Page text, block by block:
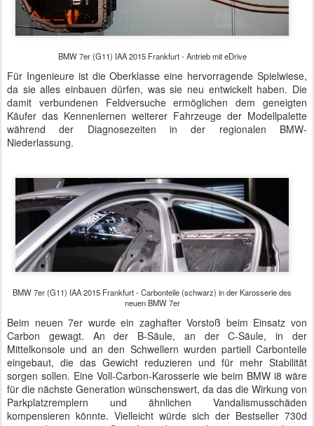
BMW 7er (G11) IAA 2015 Frankfurt - Antrieb mit eDrive
Für Ingenieure ist die Oberklasse eine hervorragende Spielwiese,
da sie alles einbauen dürfen, was sie neu entwickelt haben. Die
damit verbundenen Feldversuche ermöglichen dem geneigten
Käufer das Kennenlernen weiterer Fahrzeuge der Modellpalette
während der Diagnosezeiten in der regionalen BMW-
Niederlassung.
BMW 7er (G11) IAA 2015 Frankfurt - Carbonteile (schwarz) in der Karosserie des
neuen BMW 7er
Beim neuen 7er wurde ein zaghafter Vorstoß beim Einsatz von
Carbon gewagt. An der B-Säule, an der C-Säule, in der
Mittelkonsole und an den Schwellern wurden partiell Carbonteile
eingebaut, die das Gewicht reduzieren und für mehr Stabilität
sorgen sollen. Eine Voll-Carbon-Karosserie wie beim BMW i8 wäre
für die nächste Generation wünschenswert, da das die Wirkung von
Parkplatzremplern und ähnlichen Vandalismusschäden
kompensieren könnte. Vielleicht würde sich der Bestseller 730d